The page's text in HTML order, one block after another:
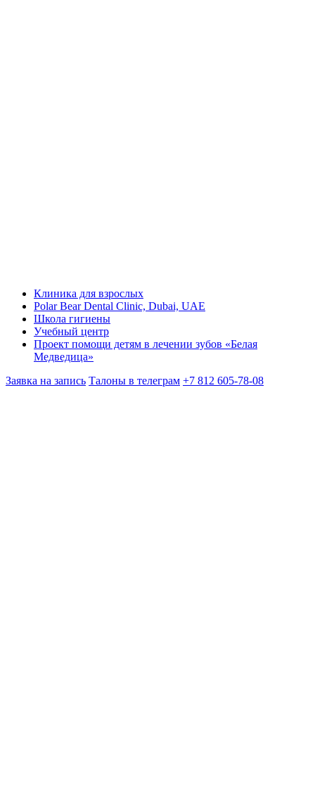
Клиника для взрослых
Polar Bear Dental Clinic, Dubai, UAE
Школа гигиены
Учебный центр
Проект помощи детям в лечении зубов «Белая
Медведица»
Заявка на запись Талоны в телеграм +7 812 605-78-08